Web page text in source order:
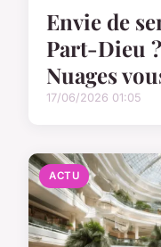
Envie de
Part-Dieu
Nuages
17/06/2026 01:05
ACTU